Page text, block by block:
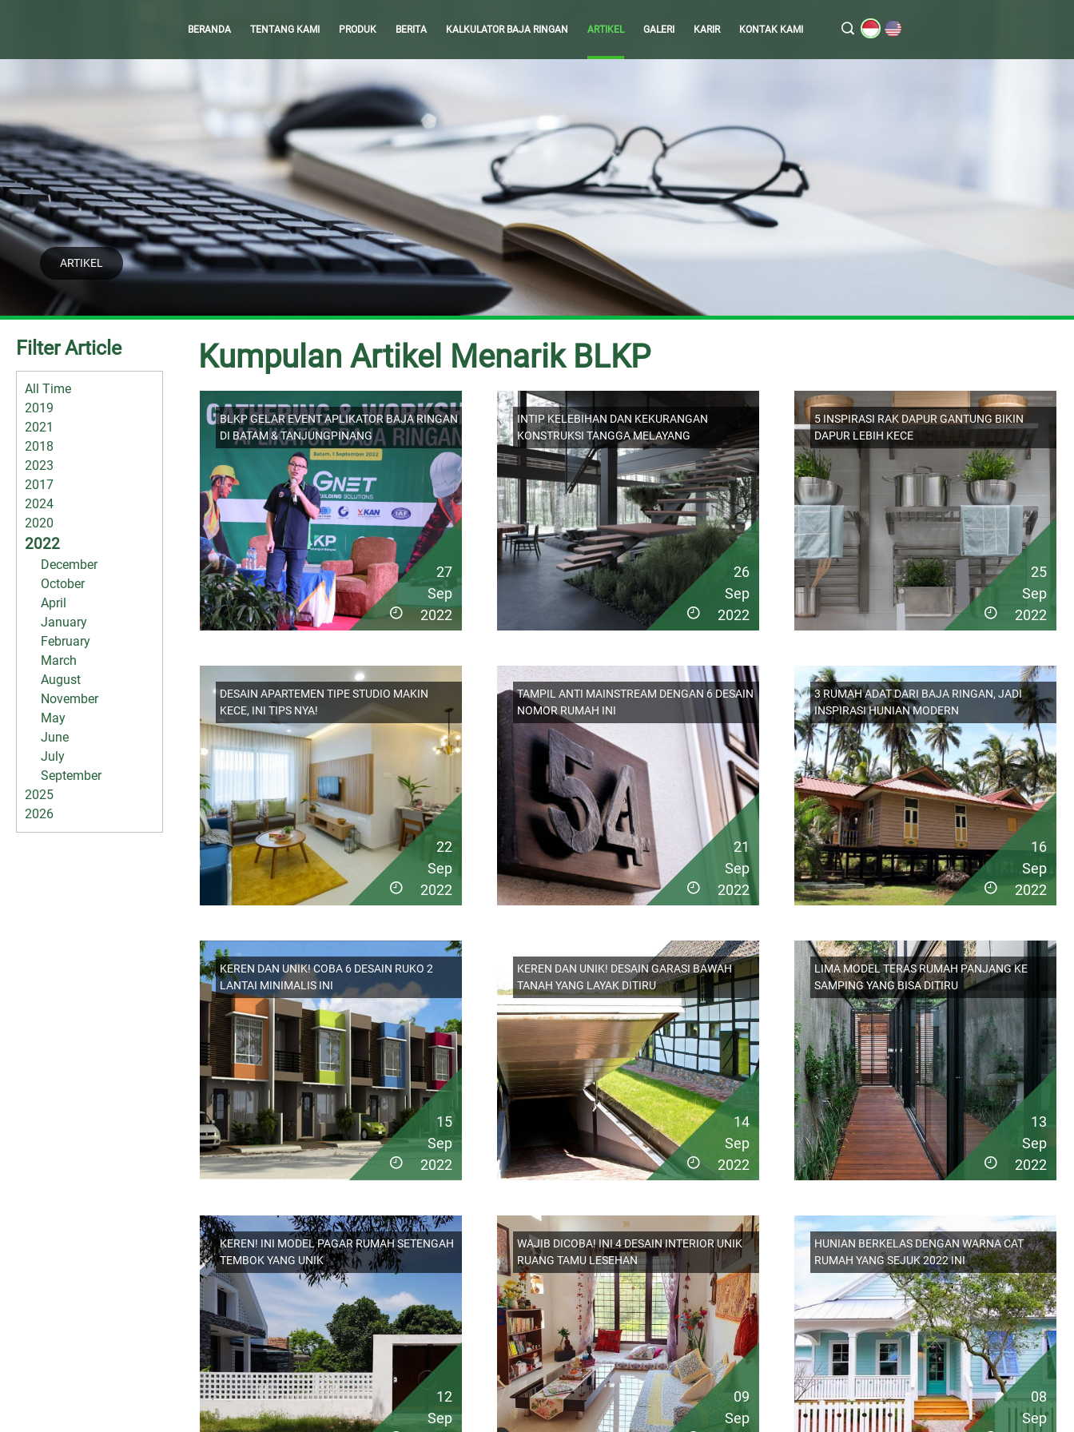
BERANDA TENTANG KAMI PRODUK BERITA KALKULATOR BAJA RINGAN ARTIKEL GALERI KARIR KONTAK KAMI
ARTIKEL
Filter Article
All Time
2019
2021
2018
2023
2017
2024
2020
2022
December
October
April
January
February
March
August
November
May
June
July
September
2025
2026
Kumpulan Artikel Menarik BLKP
BLKP GELAR EVENT APLIKATOR BAJA RINGAN
DI BATAM & TANJUNGPINANG
27
Sep
2022
INTIP KELEBIHAN DAN KEKURANGAN
KONSTRUKSI TANGGA MELAYANG
26
Sep
2022
5 INSPIRASI RAK DAPUR GANTUNG BIKIN
DAPUR LEBIH KECE
25
Sep
2022
DESAIN APARTEMEN TIPE STUDIO MAKIN
KECE, INI TIPS NYA!
22
Sep
2022
TAMPIL ANTI MAINSTREAM DENGAN 6 DESAIN
NOMOR RUMAH INI
21
Sep
2022
3 RUMAH ADAT DARI BAJA RINGAN, JADI
INSPIRASI HUNIAN MODERN
16
Sep
2022
KEREN DAN UNIK! COBA 6 DESAIN RUKO 2
LANTAI MINIMALIS INI
15
Sep
2022
KEREN DAN UNIK! DESAIN GARASI BAWAH
TANAH YANG LAYAK DITIRU
14
Sep
2022
LIMA MODEL TERAS RUMAH PANJANG KE
SAMPING YANG BISA DITIRU
13
Sep
2022
KEREN! INI MODEL PAGAR RUMAH SETENGAH
TEMBOK YANG UNIK
12
Sep
WAJIB DICOBA! INI 4 DESAIN INTERIOR UNIK
RUANG TAMU LESEHAN
09
Sep
HUNIAN BERKELAS DENGAN WARNA CAT
RUMAH YANG SEJUK 2022 INI
08
Sep